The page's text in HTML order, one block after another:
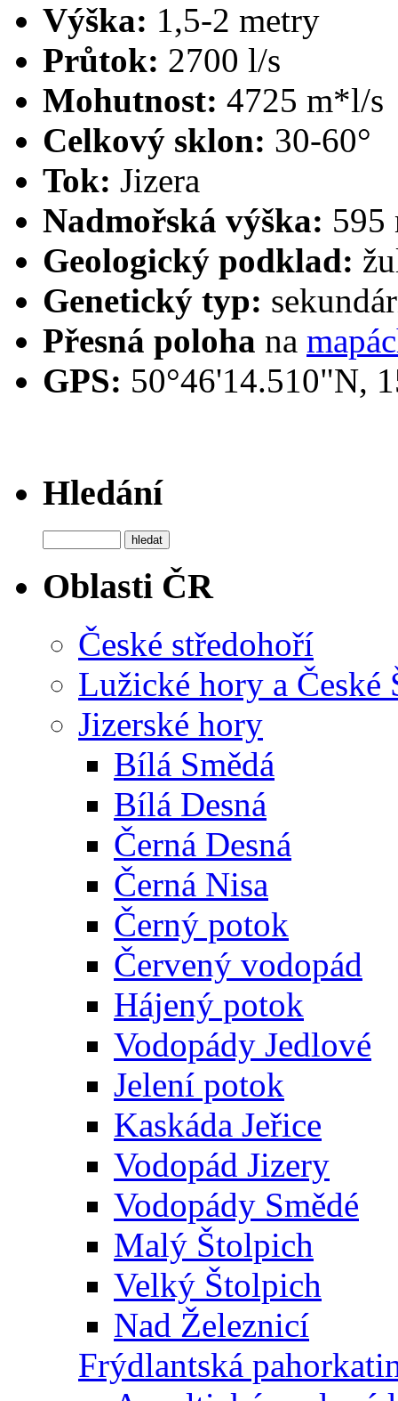
Výška: 1,5-2 metry
Průtok: 2700 l/s
Mohutnost: 4725 m*l/s
Celkový sklon: 30-60°
Tok: Jizera
Nadmořská výška: 595
Geologický podklad:
Genetický typ:
Přesná poloha na
GPS: 50°46'14.510"N,
Hledání
Oblasti ČR
České středohoří
Lužické hory a České
Jizerské hory
Bílá Smědá
Bílá Desná
Černá Desná
Černá Nisa
Černý potok
Červený vodopád
Hájený potok
Vodopády Jedlové
Jelení potok
Kaskáda Jeřice
Vodopád Jizery
Vodopády Smědé
Malý Štolpich
Velký Štolpich
Nad Železnicí
Frýdlantská